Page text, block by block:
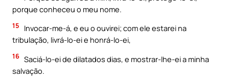
porque conheceu o meu nome.
15
Invocar-me-á, e eu o ouvirei; com ele estarei na
tribulação, livrá-lo-ei e honrá-lo-ei,
16 Saciá-lo-ei de dilatados dias, e mostrar-lhe-ei a minha
salvação.